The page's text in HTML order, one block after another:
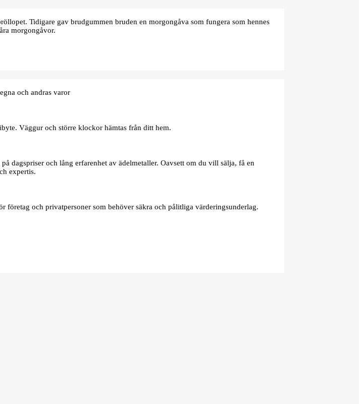
Tidigare gav brudgummen bruden en morgongåva som fungera som hennes
morgongåvor.
och andras varor
Väggur och större klockor hämtas från ditt hem.
dagspriser och lång erfarenhet av ädelmetaller. Oavsett om du vill sälja, få en
expertis.
och privatpersoner som behöver säkra och pålitliga värderingsunderlag.